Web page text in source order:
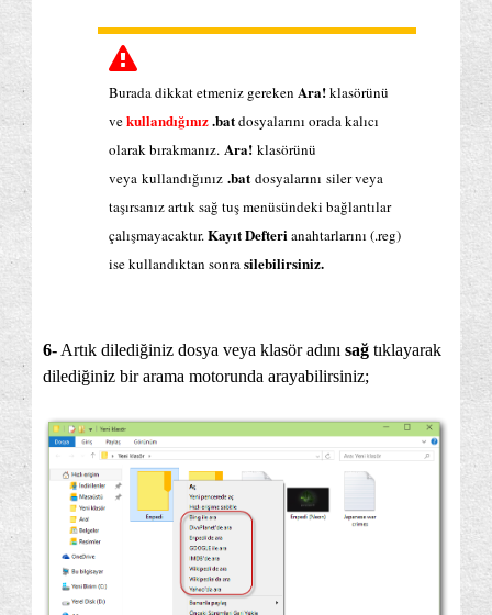
Burada dikkat etmeniz gereken Ara!klasörünü
vekullandığınız.batdosyalarını orada kalıcı
olarak bırakmanız. Ara! klasörünü
veya kullandığınız .bat dosyalarını siler veya
taşırsanız artık sağ tuş menüsündeki bağlantılar
çalışmayacaktır.Kayıt Defteri anahtarlarını (.reg)
ise kullandıktan sonrasilebilirsiniz.
6- Artık dilediğiniz dosya veya klasör adını sağ tıklayarak
dilediğiniz bir arama motorunda arayabilirsiniz;